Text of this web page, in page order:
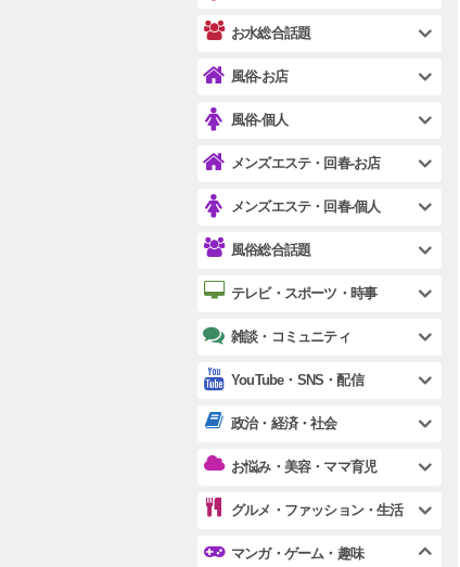
お水総合話題
風俗-お店
風俗-個人
メンズエステ・回春-お店
メンズエステ・回春-個人
風俗総合話題
テレビ・スポーツ・時事
雑談・コミュニティ
YouTube・SNS・配信
政治・経済・社会
お悩み・美容・ママ育児
グルメ・ファッション・生活
マンガ・ゲーム・趣味